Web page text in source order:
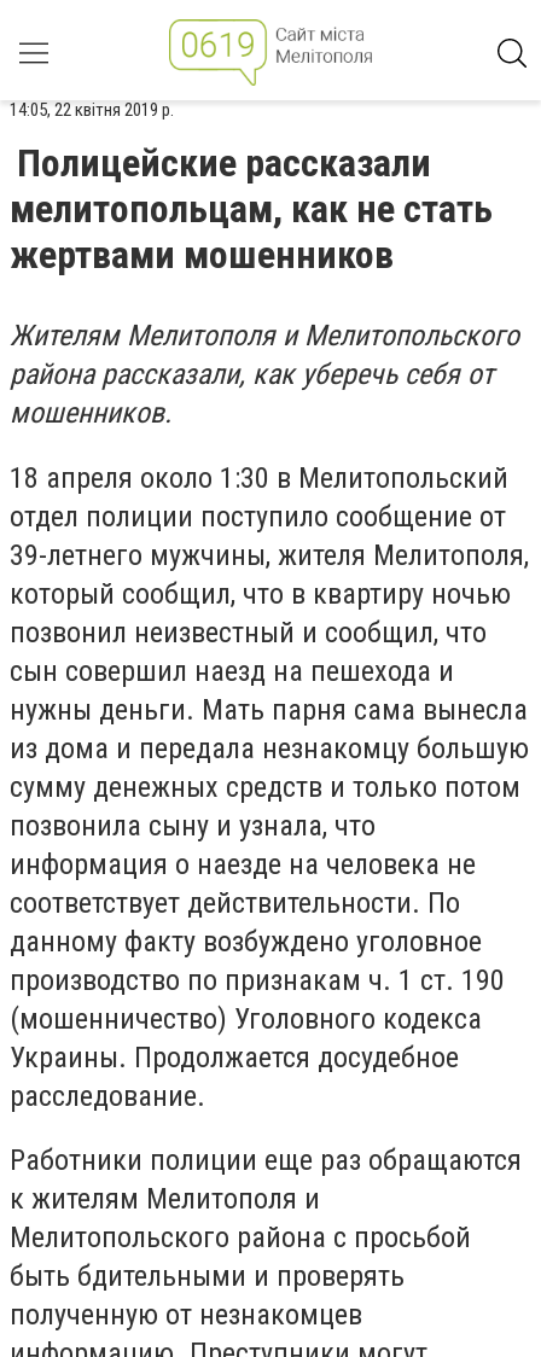
14:05, 22 квітня 2019 р.
Полицейские рассказали
мелитопольцам, как не стать
жертвами мошенников
Жителям Мелитополя и Мелитопольского
района рассказали, как уберечь себя от
мошенников.
18 апреля около 1:30 в Мелитопольский
отдел полиции поступило сообщение от
39-летнего мужчины, жителя Мелитополя,
который сообщил, что в квартиру ночью
позвонил неизвестный и сообщил, что
сын совершил наезд на пешехода и
нужны деньги. Мать парня сама вынесла
из дома и передала незнакомцу большую
сумму денежных средств и только потом
позвонила сыну и узнала, что
информация о наезде на человека не
соответствует действительности. По
данному факту возбуждено уголовное
производство по признакам ч. 1 ст. 190
(мошенничество) Уголовного кодекса
Украины. Продолжается досудебное
расследование.
Работники полиции еще раз обращаются
к жителям Мелитополя и
Мелитопольского района с просьбой
быть бдительными и проверять
полученную от незнакомцев